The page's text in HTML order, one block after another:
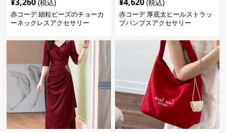
(税込)
赤コーデ 細粒ビーズのチョーカ
ーネックレスアクセサリー
(税込)
赤コーデ 厚底太ヒールストラッ
プパンプスアクセサリー